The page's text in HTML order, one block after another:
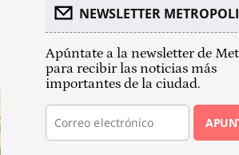
NEWSLETTER METROPOLI
Apúntate a la newsletter de
para recibir las noticias más
importantes de la ciudad.